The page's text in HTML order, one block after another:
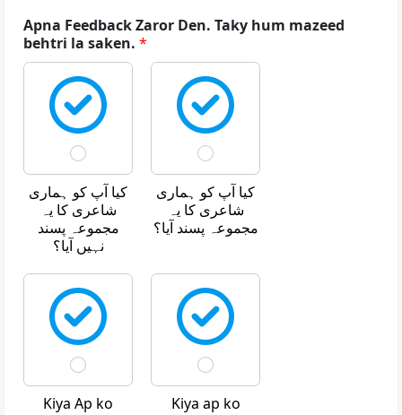
Apna Feedback Zaror Den. Taky hum mazeed
behtri la saken.*
کیا آپ کو ہماری
شاعری کا یہ
مجموعہ پسند
نہیں آیا؟
کیا آپ کو ہماری
شاعری کا یہ
مجموعہ پسند آیا؟
Kiya Ap ko
Kiya ap ko